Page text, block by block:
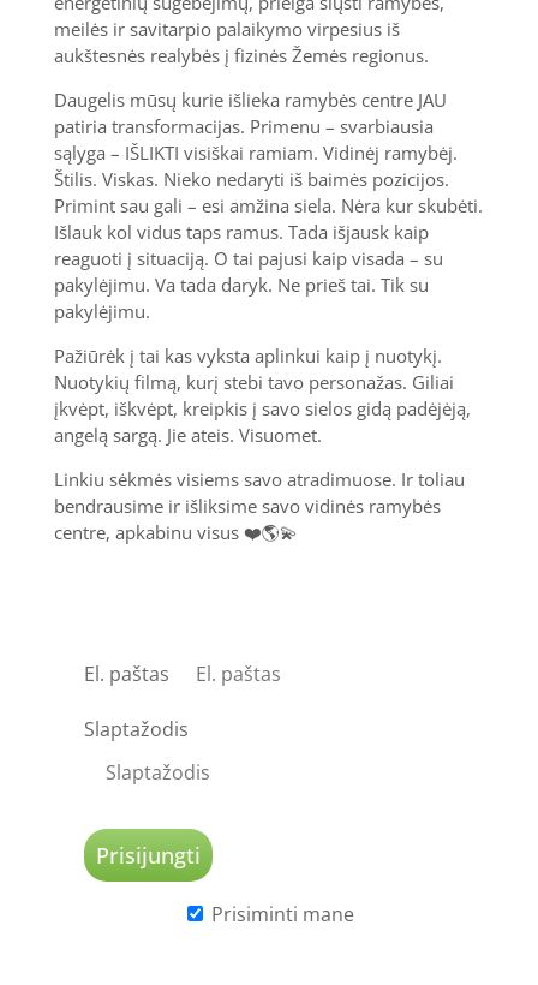
meilės ir savitarpio palaikymo virpesius iš
aukštesnės realybės į fizinės Žemės regionus.
Daugelis mūsų kurie išlieka ramybės centre JAU
patiria transformacijas. Primenu – svarbiausia
sąlyga – IŠLIKTI visiškai ramiam. Vidinėj ramybėj.
Štilis. Viskas. Nieko nedaryti iš baimės pozicijos.
Primint sau gali – esi amžina siela. Nėra kur skubėti.
Išlauk kol vidus taps ramus. Tada išjausk kaip
reaguoti į situaciją. O tai pajusi kaip visada – su
pakylėjimu. Va tada daryk. Ne prieš tai. Tik su
pakylėjimu.
Pažiūrėk į tai kas vyksta aplinkui kaip į nuotykį.
Nuotykių filmą, kurį stebi tavo personažas. Giliai
įkvėpt, iškvėpt, kreipkis į savo sielos gidą padėjėją,
angelą sargą. Jie ateis. Visuomet.
Linkiu sėkmės visiems savo atradimuose. Ir toliau
bendrausime ir išliksime savo vidinės ramybės
centre, apkabinu visus ❤️🌎💫
El. paštas
Slaptažodis
Prisiminti mane